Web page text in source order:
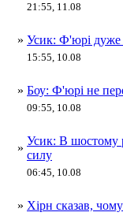
21:55, 11.08
» Усик: Ф'юрі дуже
15:55, 10.08
» Боу: Ф'юрі не
09:55, 10.08
»
Усик: В шостому
силу
06:45, 10.08
» Хірн сказав,